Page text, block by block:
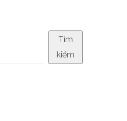
Tìm
kiếm